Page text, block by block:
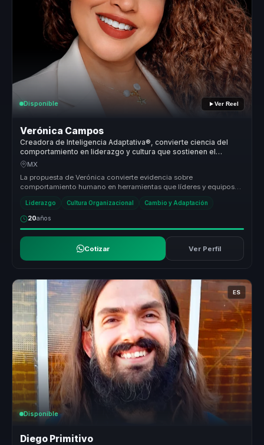
Disponible Ver Reel
Verónica Campos
Creadora de Inteligencia Adaptativa®, convierte ciencia del
comportamiento en liderazgo y cultura que sostienen el
cambio.
MX
La propuesta de Verónica convierte evidencia sobre
comportamiento humano en herramientas que líderes y equipos
Liderazgo Cultura Organizacional Cambio y Adaptación
20años
Cotizar Ver Perfil
ES
Disponible
Diego Primitivo